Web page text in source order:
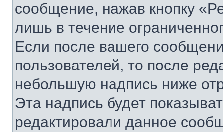
сообщение, нажав кнопку
лишь в течение
Если после вашего
пользователей, то после
небольшую надпись ниже
Эта надпись будет
редактировали данное